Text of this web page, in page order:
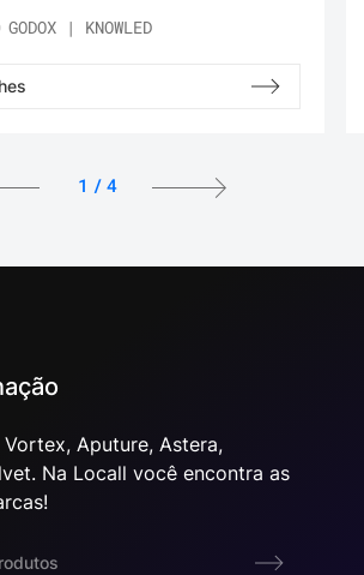
GODOX | KNOWLED
1 / 4
Aputure, Astera,
Na Locall você encontra as